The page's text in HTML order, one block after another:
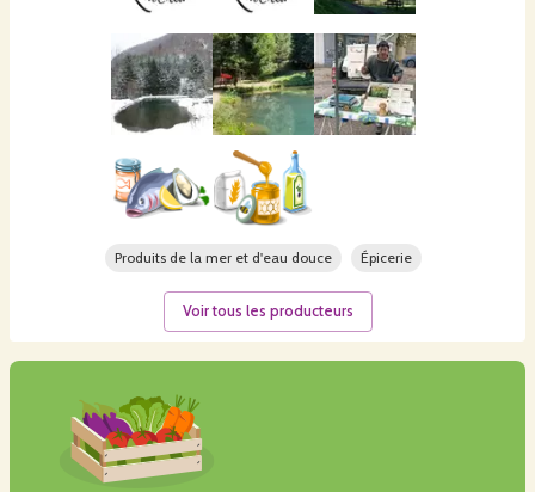
Produits de la mer et d'eau douce Épicerie
Voir tous les producteurs